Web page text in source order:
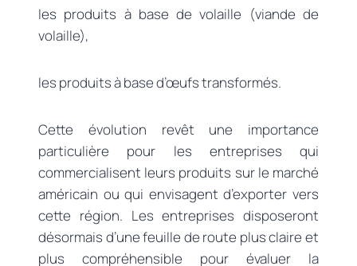
les produits à base de volaille (viande de
volaille),
les produits à base d’œufs transformés.
Cette évolution revêt une importance
particulière pour les entreprises qui
commercialisent leurs produits sur le marché
américain ou qui envisagent d’exporter vers
cette région. Les entreprises disposeront
désormais d’une feuille de route plus claire et
plus compréhensible pour évaluer la